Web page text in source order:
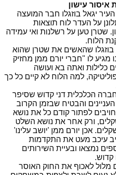
איסור עישון
יגאל בוזגלו חבר המועצה
על העדר לוח תוצאות
שטרן טען על רשלנות ואי עמידה
הלוח.
שהאשים את שטרן שהוא
מגיע לו "חברי יורם ממן מחזיק
כלילות ואתה בא ועושה
למה הלוח לא קיים כל כך
הכלכלית דני קדוש שסיפר
והבטיח שבזמן הקרוב
לפתור קודם כל את נושא
ורק אחר את נושא השלט
אכן יורם ממן 'יושב עלינו'
עיכב מעט את התקדמות
נמצאו ובעיית השירותים
מלול לאכוף את החוק האוסר